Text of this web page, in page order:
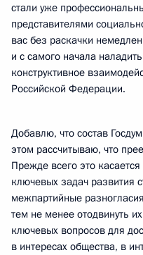
стали уже
представителями
вас без раскачки
и с самого начала
конструктивное
Российской Федерации.
Добавлю, что состав
этом рассчитываю, что
Прежде всего это
ключевых задач развития
межпартийные
тем не менее отодвинуть
ключевых вопросов для
в интересах общества, в